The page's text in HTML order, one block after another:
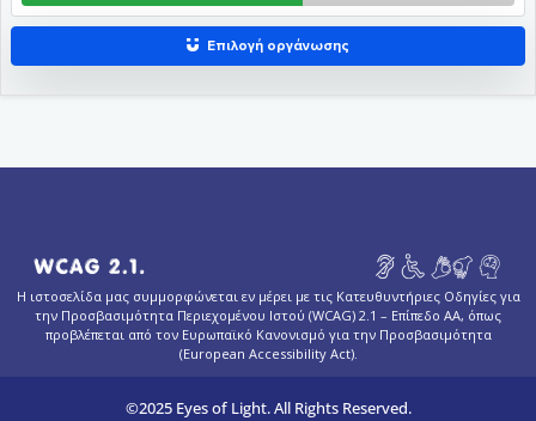
Η ιστοσελίδα μας συμμορφώνεται εν μέρει με τις Κατευθυντήριες Οδηγίες για
την Προσβασιμότητα Περιεχομένου Ιστού (WCAG) 2.1 – Επίπεδο AA, όπως
προβλέπεται από τον Ευρωπαϊκό Κανονισμό για την Προσβασιμότητα
(European Accessibility Act).
©2025 Eyes of Light. All Rights Reserved.